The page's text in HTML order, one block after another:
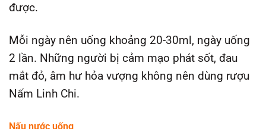
được.
Mỗi ngày nên uống khoảng 20-30ml, ngày uống
2 lần. Những người bị cảm mạo phát sốt, đau
mắt đỏ, âm hư hỏa vượng không nên dùng rượu
Nấm Linh Chi.
Nấu nước uống